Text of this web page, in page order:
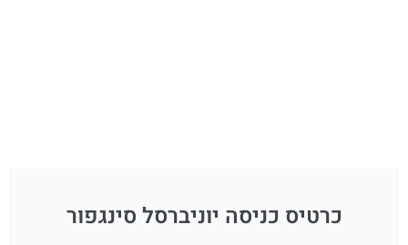
כרטיס כניסה יוניברסל סינגפור